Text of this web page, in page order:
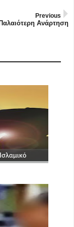
Previous
Παλαιότερη Ανάρτηση